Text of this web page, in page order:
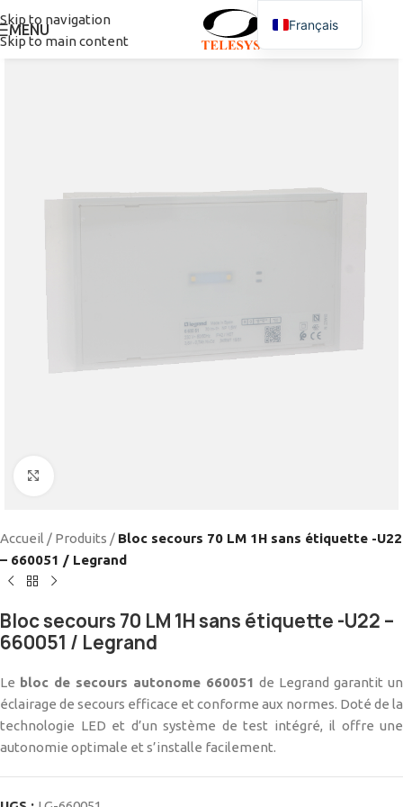
Skip to navigation
Skip to main content
MENU
Accueil / Produits / Bloc secours 70 LM 1H sans étiquette -U22
– 660051 / Legrand
Bloc secours 70 LM 1H sans étiquette -U22 –
660051 / Legrand
Le bloc de secours autonome 660051 de Legrand garantit un
éclairage de secours efficace et conforme aux normes. Doté de la
technologie LED et d’un système de test intégré, il offre une
autonomie optimale et s’installe facilement.
Français